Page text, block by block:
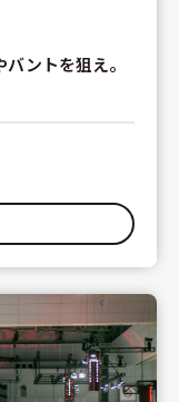
ントを狙え。